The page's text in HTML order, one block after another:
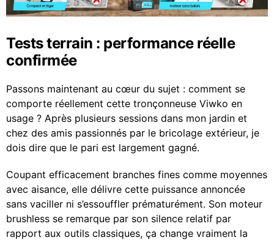
Tests terrain : performance réelle
confirmée
Passons maintenant au cœur du sujet : comment se
comporte réellement cette tronçonneuse Viwko en
usage ? Après plusieurs sessions dans mon jardin et
chez des amis passionnés par le bricolage extérieur, je
dois dire que le pari est largement gagné.
Coupant efficacement branches fines comme moyennes
avec aisance, elle délivre cette puissance annoncée
sans vaciller ni s’essouffler prématurément. Son moteur
brushless se remarque par son silence relatif par
rapport aux outils classiques, ça change vraiment la